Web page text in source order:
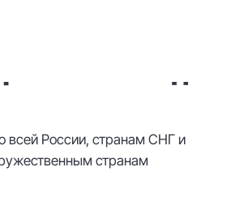
всей России, странам СНГ и
странам